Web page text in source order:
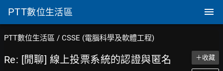
PTT數位生活區
PTT數位生活區 / CSSE (電腦科學及軟體工程)
Re: [閒聊] 線上投票系統的認證與匿名 ＋收藏